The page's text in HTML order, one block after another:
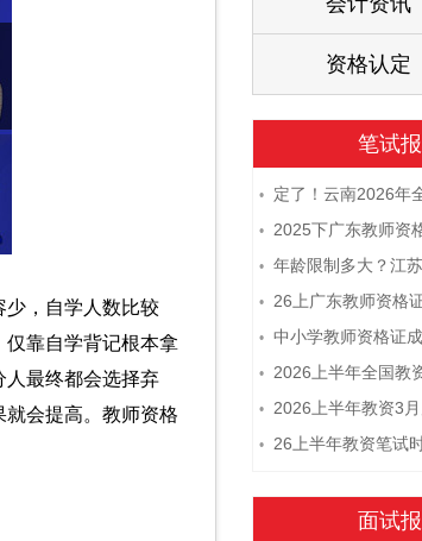
少，自学人数比较
靠自学背记根本拿
人最终都会选择弃
会提高。教师资格
资格认定
笔试
• 定了！云南2026年全年教师资
• 2025下广东教师资格面试考试时
• 年龄限制多大？江苏35岁
• 26上广东教师资格证笔试定在
• 中小学教师资格证成绩于
• 2026上半年全国教资
• 2026上半年教资3月几
• 26上半年教资笔试时间是
面试